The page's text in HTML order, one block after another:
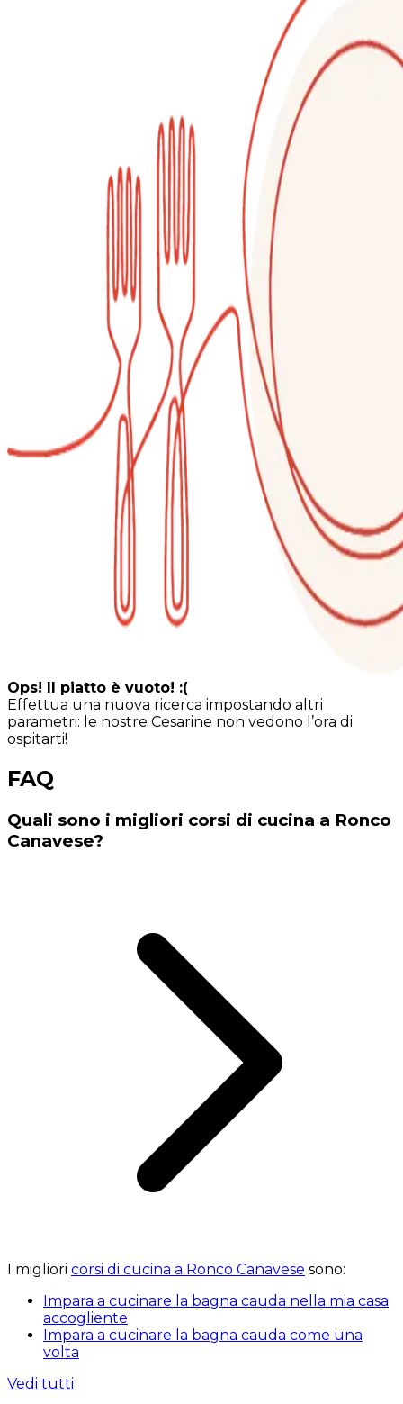
Ops! Il piatto è vuoto! :(
Effettua una nuova ricerca impostando altri
parametri: le nostre Cesarine non vedono l’ora di
ospitarti!
FAQ
Quali sono i migliori corsi di cucina a Ronco
Canavese?
I migliori corsi di cucina a Ronco Canavese sono:
Impara a cucinare la bagna cauda nella mia casa
accogliente
Impara a cucinare la bagna cauda come una
volta
Vedi tutti